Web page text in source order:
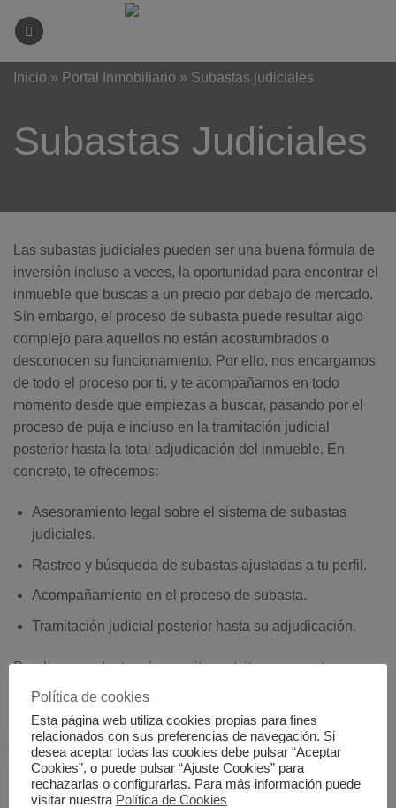
Inicio » Portal Inmobiliario » Subastas judiciales
Subastas Judiciales
Las subastas judiciales pueden ser una buena fórmula de
inversión incluso a veces, la oportunidad para encontrar el
inmueble que buscas a un precio por debajo de mercado.
Sin embargo, el proceso de subasta puede resultar algo
complejo para aquellos no están acostumbrados o
desconocen su funcionamiento. Por ello, nos encargamos
de todo el proceso por ti, y te acompañamos en todo
momento desde que empiezas a buscar, pasando por el
proceso de puja e incluso en la tramitación judicial
posterior hasta la total adjudicación del inmueble. En
concreto, te ofrecemos:
Asesoramiento legal sobre el sistema de subastas
judiciales.
Rastreo y búsqueda de subastas ajustadas a tu perfil.
Acompañamiento en el proceso de subasta.
Tramitación judicial posterior hasta su adjudicación.
Puedes agendar tu primera cita gratuita con nosotros, a
través de nuestros datos de contacto.
CONTACTAR
Política de cookies
Esta página web utiliza cookies propias para fines
relacionados con sus preferencias de navegación. Si
desea aceptar todas las cookies debe pulsar “Aceptar
Cookies”, o puede pulsar “Ajuste Cookies” para
rechazarlas o configurarlas. Para más información puede
visitar nuestra Política de Cookies